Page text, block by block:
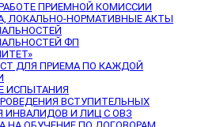
ПРИЕМНОЙ КОМИССИИ
ЛОКАЛЬНО-НОРМАТИВНЫЕ АКТЫ
ФП
ДЛЯ ПРИЕМА ПО КАЖДОЙ
ИСПЫТАНИЯ
ВСТУПИТЕЛЬНЫХ
И ЛИЦ С ОВЗ